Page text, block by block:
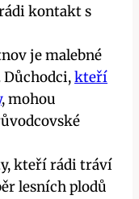
kontakt s
je malebné
kteří
, mohou
kteří rádi tráví
lesních plodů